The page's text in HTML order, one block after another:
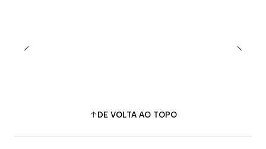
DE VOLTA AO TOPO